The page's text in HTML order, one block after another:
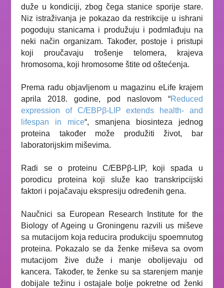
duže u kondiciji, zbog čega stanice sporije stare.
Niz istraživanja je pokazao da restrikcije u ishrani
pogoduju stanicama i produžuju i podmlađuju na
neki način organizam. Također, postoje i pristupi
koji proučavaju trošenje telomera, krajeva
hromosoma, koji hromosome štite od oštećenja.
Prema radu objavljenom u magazinu eLife krajem
aprila 2018. godine, pod naslovom “Reduced
expression of C/EBPβ-LIP extends health- and
lifespan in mice“, smanjena biosinteza jednog
proteina također može produžiti život, bar
laboratorijskim miševima.
Radi se o proteinu C/EBPβ-LIP, koji spada u
porodicu proteina koji služe kao transkripcijski
faktori i pojačavaju ekspresiju određenih gena.
Naučnici sa European Research Institute for the
Biology of Ageing u Groningenu razvili us miševe
sa mutacijom koja reducira produkciju spoemnutog
proteina. Pokazalo se da ženke miševa sa ovom
mutacijom žive duže i manje obolijevaju od
kancera. Također, te ženke su sa starenjem manje
dobijale težinu i ostajale bolje pokretne od ženki